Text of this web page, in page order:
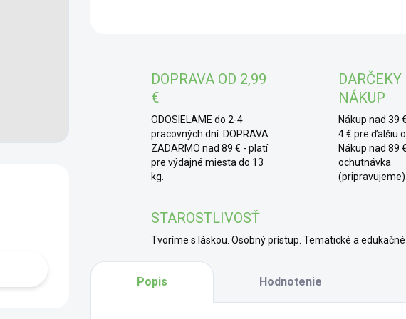
*
DOPRAVA OD 2,99
€
ODOSIELAME do 2-4
pracovných dní. DOPRAVA
ZADARMO nad 89 € - platí
pre výdajné miesta do 13
kg.
NÁKUP
Nákup nad 39
4 € pre ďalšiu
Nákup nad 89
ochutnávka
(pripravujeme).
STAROSTLIVOSŤ
Tvoríme s láskou. Osobný prístup. Tematické a edukačné
Popis Hodnotenie